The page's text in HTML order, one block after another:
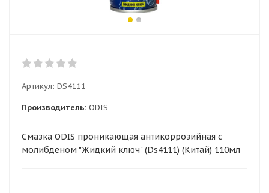
Артикул: DS4111
Производитель: ODIS
Смазка ODIS проникающая антикоррозийная с
молибденом "Жидкий ключ" (Ds4111) (Китай) 110мл